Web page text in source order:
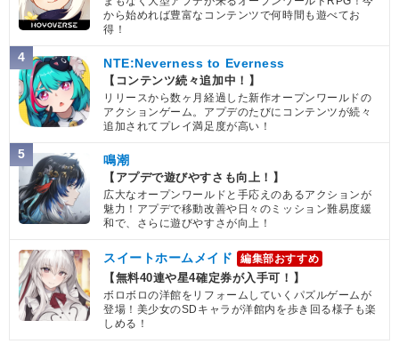
から始めれば豊富なコンテンツで何時間も遊べてお
得！
4 NTE:Neverness to Everness
【コンテンツ続々追加中！】
リリースから数ヶ月経過した新作オープンワールドの
アクションゲーム。アプデのたびにコンテンツが続々
追加されてプレイ満足度が高い！
5 鳴潮
【アプデで遊びやすさも向上！】
広大なオープンワールドと手応えのあるアクションが
魅力！アプデで移動改善や日々のミッション難易度緩
和で、さらに遊びやすさが向上！
スイートホームメイド 編集部おすすめ
【無料40連や星4確定券が入手可！】
ボロボロの洋館をリフォームしていくパズルゲームが
登場！美少女のSDキャラが洋館内を歩き回る様子も楽
しめる！